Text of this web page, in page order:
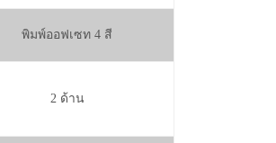
พิมพ์ออฟเซท 4 สี
2 ด้าน